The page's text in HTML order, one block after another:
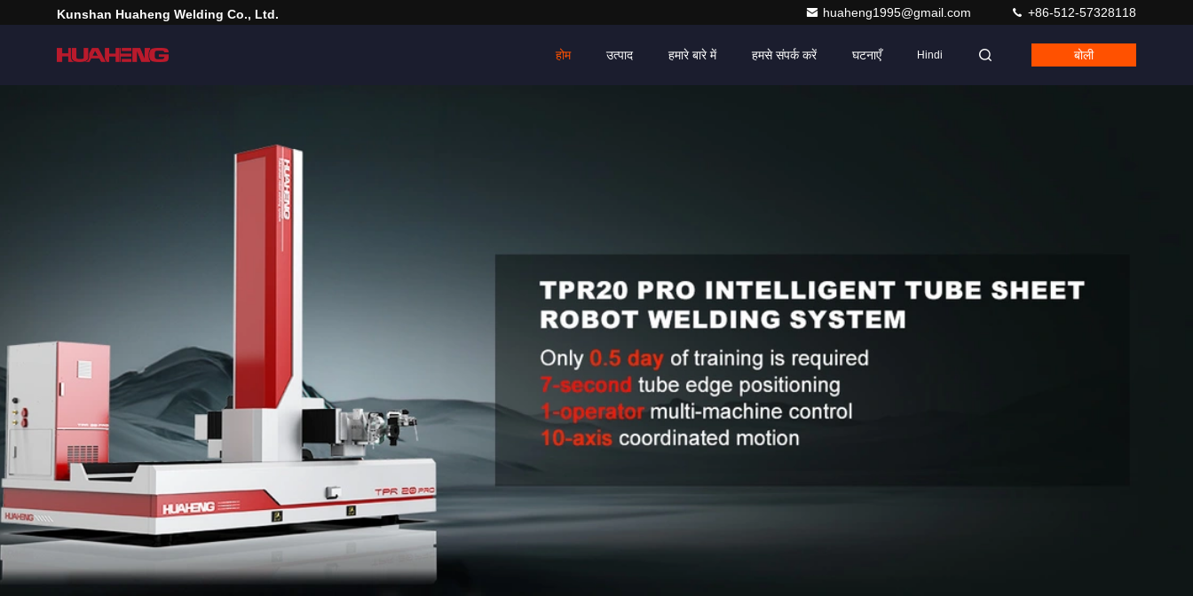
Kunshan Huaheng Welding Co., Ltd. huaheng1995@gmail.com +86-512-57328118
होम उत्पाद हमारे बारे में हमसे संपर्क करें घटनाएँ Hindi बोली